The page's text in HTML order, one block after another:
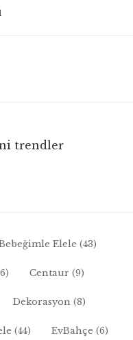
trendler
Elele (43)
Centaur (9)
Dekorasyon (8)
(44) EvBahçe (6)